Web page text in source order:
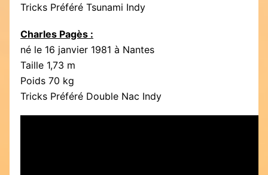
Tricks Préféré Tsunami Indy
Charles Pagès :
né le 16 janvier 1981 à Nantes
Taille 1,73 m
Poids 70 kg
Tricks Préféré Double Nac Indy